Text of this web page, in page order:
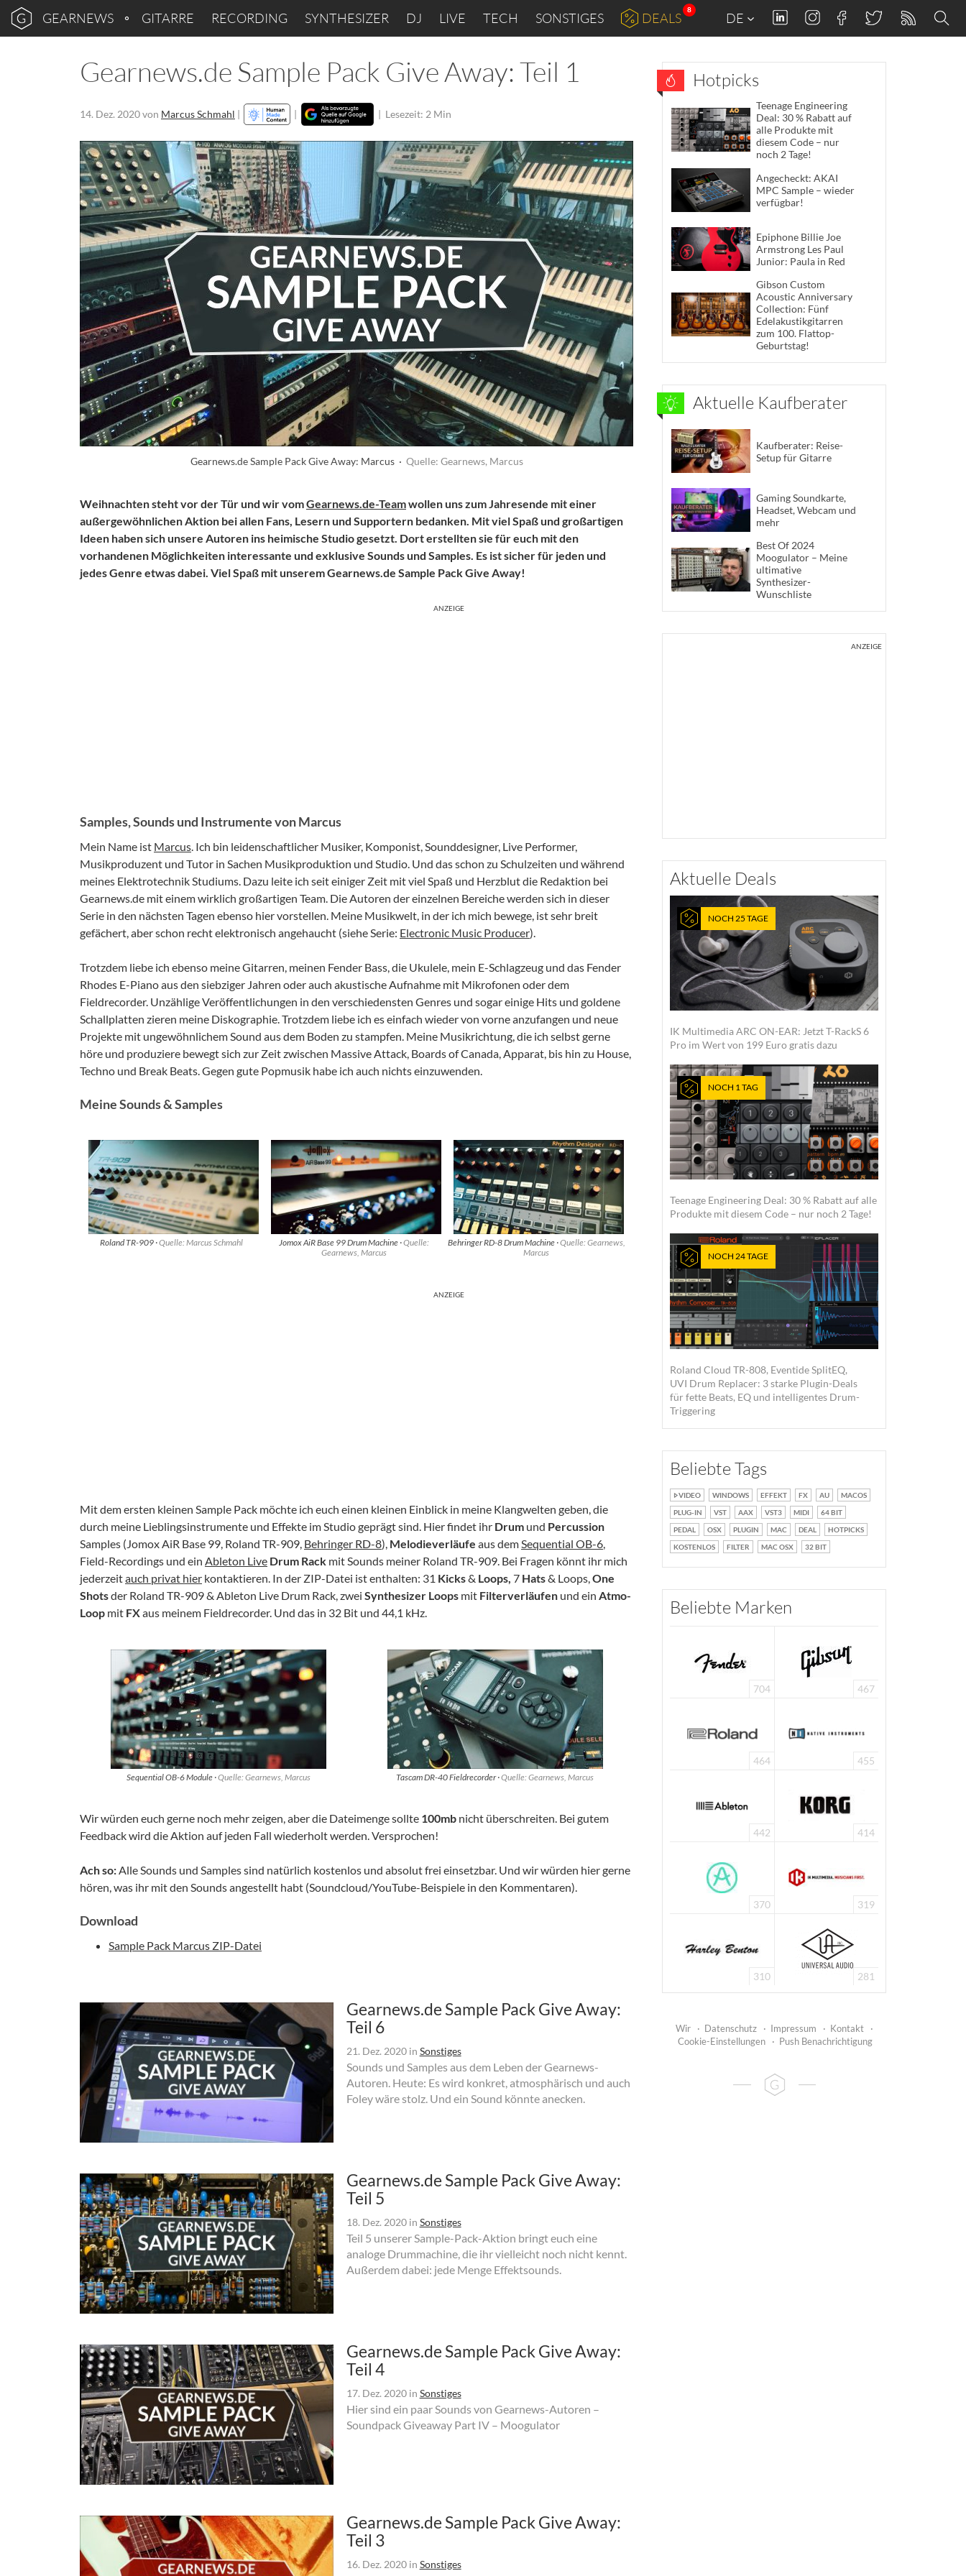
GEARNEWS GITARRE RECORDING SYNTHESIZER DJ LIVE TECH SONSTIGES DEALS
8
DE
Gearnews.de Sample Pack Give Away: Teil 1
14. Dez. 2020von Marcus Schmahl | | | Lesezeit: 2 Min
Gearnews.de Sample Pack Give Away: Marcus · Quelle: Gearnews, Marcus
Weihnachten steht vor der Tür und wir vomGearnews.de-Teamwollen uns zum Jahresende mit einer
außergewöhnlichen Aktion bei allen Fans, Lesern und Supportern bedanken. Mit viel Spaß und großartigen
Ideen haben sich unsere Autoren ins heimische Studio gesetzt. Dort erstellten sie für euch mit den
vorhandenen Möglichkeiten interessante und exklusive Sounds und Samples. Es ist sicher für jeden und
jedes Genre etwas dabei. Viel Spaß mit unserem Gearnews.de Sample Pack Give Away!
ANZEIGE
Samples, Sounds und Instrumente von Marcus
Mein Name ist Marcus. Ich bin leidenschaftlicher Musiker, Komponist, Sounddesigner, Live Performer,
Musikproduzent und Tutor in Sachen Musikproduktion und Studio. Und das schon zu Schulzeiten und während
meines Elektrotechnik Studiums. Dazu leite ich seit einiger Zeit mit viel Spaß und Herzblut die Redaktion bei
Gearnews.de mit einem wirklich großartigen Team. Die Autoren der einzelnen Bereiche werden sich in dieser
Serie in den nächsten Tagen ebenso hier vorstellen. Meine Musikwelt, in der ich mich bewege, ist sehr breit
gefächert, aber schon recht elektronisch angehaucht (siehe Serie: Electronic Music Producer).
Trotzdem liebe ich ebenso meine Gitarren, meinen Fender Bass, die Ukulele, mein E-Schlagzeug und das Fender
Rhodes E-Piano aus den siebziger Jahren oder auch akustische Aufnahme mit Mikrofonen oder dem
Fieldrecorder. Unzählige Veröffentlichungen in den verschiedensten Genres und sogar einige Hits und goldene
Schallplatten zieren meine Diskographie. Trotzdem liebe ich es einfach wieder von vorne anzufangen und neue
Projekte mit ungewöhnlichem Sound aus dem Boden zu stampfen. Meine Musikrichtung, die ich selbst gerne
höre und produziere bewegt sich zur Zeit zwischen Massive Attack, Boards of Canada, Apparat, bis hin zu House,
Techno und Break Beats. Gegen gute Popmusik habe ich auch nichts einzuwenden.
Meine Sounds & Samples
Roland TR-909 ·Quelle: Marcus Schmahl Jomox AiR Base 99 Drum Machine ·Quelle:
Gearnews, Marcus
Behringer RD-8 Drum Machine ·Quelle: Gearnews,
Marcus
ANZEIGE
Mit dem ersten kleinen Sample Pack möchte ich euch einen kleinen Einblick in meine Klangwelten geben, die
durch meine Lieblingsinstrumente und Effekte im Studio geprägt sind. Hier findet ihr Drum und Percussion
Samples (Jomox AiR Base 99, Roland TR-909, Behringer RD-8), Melodieverläufe aus demSequential OB-6,
Field-Recordings und ein Ableton Live Drum Rack mit Sounds meiner Roland TR-909. Bei Fragen könnt ihr mich
jederzeitauch privat hier kontaktieren. In der ZIP-Datei ist enthalten: 31 Kicks& Loops, 7 Hats& Loops,One
Shotsder Roland TR-909 & Ableton Live Drum Rack, zwei Synthesizer Loops mit Filterverläufen und ein Atmo-
Loop mit FXaus meinem Fieldrecorder. Und das in 32 Bit und 44,1 kHz.
Sequential OB-6 Module ·Quelle: Gearnews, Marcus Tascam DR-40 Fieldrecorder ·Quelle: Gearnews, Marcus
Wir würden euch gerne noch mehr zeigen, aber die Dateimenge sollte 100mb nicht überschreiten. Bei gutem
Feedback wird die Aktion auf jeden Fall wiederholt werden. Versprochen!
Ach so:Alle Sounds und Samples sind natürlich kostenlos und absolut frei einsetzbar. Und wir würden hier gerne
hören, was ihr mit den Sounds angestellt habt (Soundcloud/YouTube-Beispiele in den Kommentaren).
Download
Sample Pack Marcus ZIP-Datei
Gearnews.de Sample Pack Give Away:
Teil 6
21. Dez. 2020in Sonstiges
Sounds und Samples aus dem Leben der Gearnews-
Autoren. Heute: Es wird konkret, atmosphärisch und auch
Foley wäre stolz. Und ein Sound könnte anecken.
Gearnews.de Sample Pack Give Away:
Teil 5
18. Dez. 2020in Sonstiges
Teil 5 unserer Sample-Pack-Aktion bringt euch eine
analoge Drummachine, die ihr vielleicht noch nicht kennt.
Außerdem dabei: jede Menge Effektsounds.
Gearnews.de Sample Pack Give Away:
Teil 4
17. Dez. 2020in Sonstiges
Hier sind ein paar Sounds von Gearnews-Autoren –
Soundpack Giveaway Part IV – Moogulator
Gearnews.de Sample Pack Give Away:
Teil 3
16. Dez. 2020in Sonstiges
Hotpicks
Teenage Engineering
Deal: 30 % Rabatt auf
alle Produkte mit
diesem Code – nur
noch 2 Tage!
Angecheckt: AKAI
MPC Sample – wieder
verfügbar!
Epiphone Billie Joe
Armstrong Les Paul
Junior: Paula in Red
Gibson Custom
Acoustic Anniversary
Collection: Fünf
Edelakustikgitarren
zum 100. Flattop-
Geburtstag!
Aktuelle Kaufberater
Kaufberater: Reise-
Setup für Gitarre
Gaming Soundkarte,
Headset, Webcam und
mehr
Best Of 2024
Moogulator – Meine
ultimative
Synthesizer-
Wunschliste
ANZEIGE
Aktuelle Deals
NOCH 25 TAGE
IK Multimedia ARC ON-EAR: Jetzt T-RackS 6
Pro im Wert von 199 Euro gratis dazu
NOCH 1 TAG
Teenage Engineering Deal: 30 % Rabatt auf alle
Produkte mit diesem Code – nur noch 2 Tage!
NOCH 24 TAGE
Roland Cloud TR-808, Eventide SplitEQ,
UVI Drum Replacer: 3 starke Plugin-Deals
für fette Beats, EQ und intelligentes Drum-
Triggering
Beliebte Tags
VIDEO WINDOWS EFFEKT FX AU
MACOS
PLUG-IN
VST AAX VST3 MIDI
64 BIT
PEDAL
OSX PLUGIN MAC DEAL
HOTPICKS
KOSTENLOS
FILTER MAC OSX 32 BIT
Beliebte Marken
704 467
464 455
442 414
370 319
310 281
Wir · Datenschutz · Impressum · Kontakt
·
Cookie-Einstellungen
· Push Benachrichtigung